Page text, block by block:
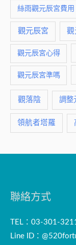
絲雨觀元辰宮費用
觀元辰宮 觀
觀元辰宮心得
觀元辰宮準嗎
觀落陰 調整
領航者塔羅
聯絡方式
TEL：03-301-
Line ID：